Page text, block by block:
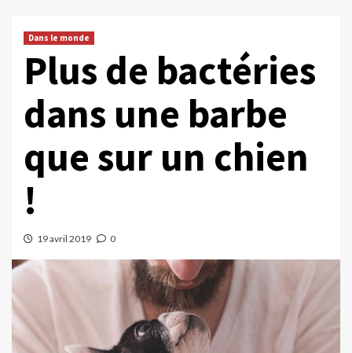
Dans le monde
Plus de bactéries
dans une barbe
que sur un chien
!
19 avril 2019 0